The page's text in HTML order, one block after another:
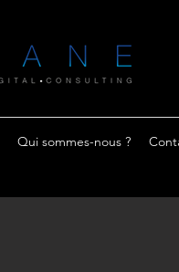
Qui sommes-nous ?